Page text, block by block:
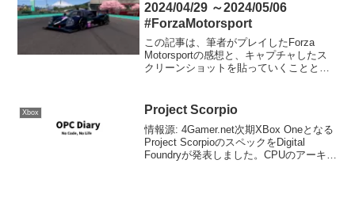
2024/04/29 ～2024/05/06
#ForzaMotorsport
この記事は、筆者がプレイしたForza
Motorsportの感想と、キャプチャしたス
クリーンショットを貼っていくことと、
5のForzathon記事と同...
Xbox Project Scorpio
情報源: 4Gamer.net次期XBox Oneとなる
Project ScorpioのスペックをDigital
Foundryが発表しました。CPUのアーキテ